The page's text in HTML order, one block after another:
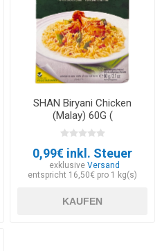
SHAN Biryani Chicken
(Malay) 60G (
Gewürzzbereitung für
Reisgerichte mit Malay-
Huhn)
0,99€ inkl. Steuer
exklusive Versand
entspricht 16,50€ pro 1 kg(s)
KAUFEN